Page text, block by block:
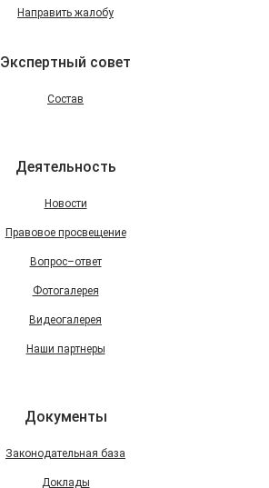
Направить жалобу
Экспертный совет
Состав
Деятельность
Новости
Правовое просвещение
Вопрос–ответ
Фотогалерея
Видеогалерея
Наши партнеры
Документы
Законодательная база
Доклады